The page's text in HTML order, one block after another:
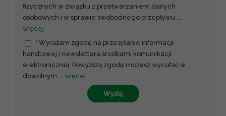
fizycznych w związku z przetwarzaniem danych
osobowych i w sprawie swobodnego przepływu ...
więcej
* Wyrażam zgodę na przesyłanie informacji
handlowej i newslettera środkami komunikacji
elektronicznej. Powyższą zgodę możesz wycofać w
dowolnym ... więcej
Wyślij